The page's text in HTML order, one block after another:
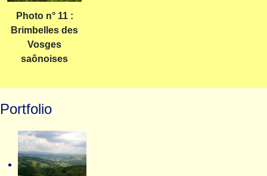
Photo n° 11 :
Brimbelles des
Vosges
saônoises
Portfolio